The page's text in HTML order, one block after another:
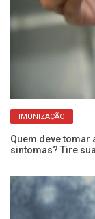
IMUNIZAÇÃO
Quem deve tomar
sintomas? Tire